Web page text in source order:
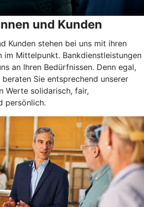
und Kunden
Kunden stehen bei uns mit ihren
im Mittelpunkt. Bankdienstleistungen
an Ihren Bedürfnissen. Denn egal,
Sie entsprechend unserer
Werte solidarisch, fair,
persönlich.